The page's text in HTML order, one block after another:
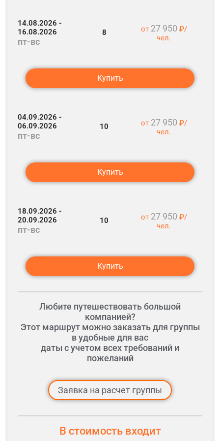
Обед.
Экскурсия по историческому центру Сызрани
вокзале Сызрани.
После 20:00–отправление поезда в Ваш город.
14.08.2026 -
16.08.2026
пт-вс
8 от 27 950 ₽/
чел.
Купить
04.09.2026 -
06.09.2026
пт-вс
10 от 27 950 ₽/
чел.
Купить
18.09.2026 -
20.09.2026
пт-вс
10 от 27 950 ₽/
чел.
Купить
Любите путешествовать большой
компанией?
Этот маршрут можно заказать для группы
в удобные для вас
даты с учетом всех требований и
пожеланий
Заявка на расчет группы
В стоимость входит